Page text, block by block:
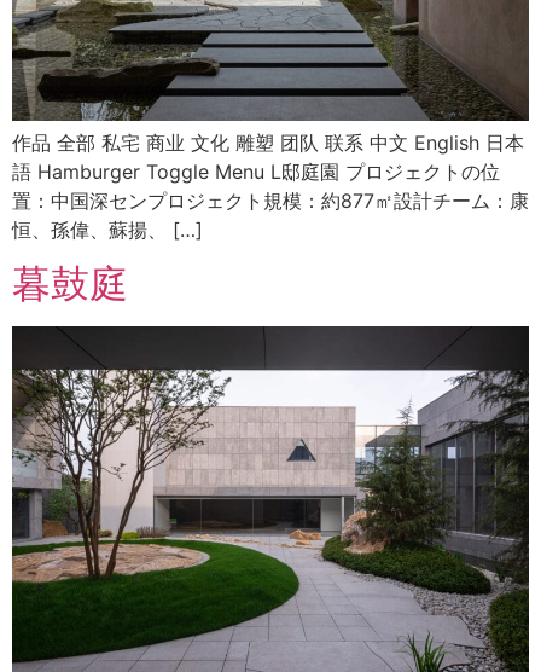
作品 全部 私宅 商业 文化 雕塑 团队 联系 中文 English 日本
語 Hamburger Toggle Menu L邸庭園 プロジェクトの位
置：中国深センプロジェクト規模：約877㎡設計チーム：康
恒、孫偉、蘇揚、 […]
暮鼓庭